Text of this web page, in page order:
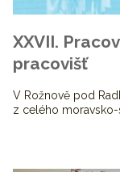
XXVII.
pracovišť
V Rožnově pod
z celého